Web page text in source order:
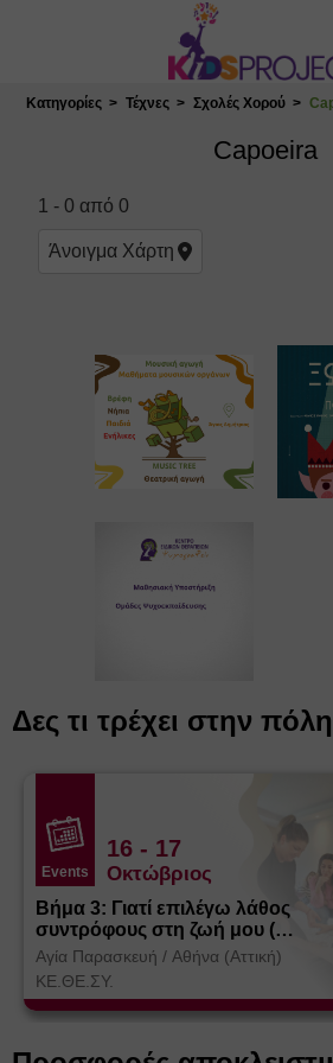
Κλείσιμο
Κατηγορίες Τέχνες Σχολές Χορού
Capoeira
1 -0 από0
Άνοιγμα Χάρτη
Δες τι τρέχει στην πόλη
Events
16 - 17
Οκτώβριος
Βήμα 3: Γιατί επιλέγω λάθος
συντρόφους στη ζωή μου (
Θεσσαλονίκη)
Αγία Παρασκευή / Αθήνα (Αττική)
ΚΕ.ΘΕ.ΣΥ.